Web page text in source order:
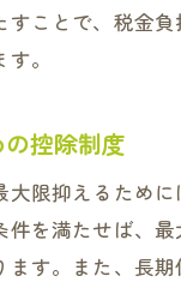
すことで、税金
。
控除制度
限抑えるため
を満たせば、
す。また、長